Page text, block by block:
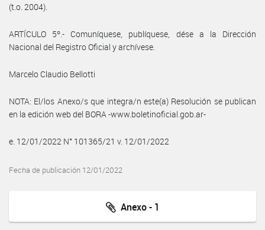
(t.o. 2004).
ARTÍCULO 5º.- Comuníquese, publíquese, dése a la Dirección
Nacional del Registro Oficial y archívese.
Marcelo Claudio Bellotti
NOTA: El/los Anexo/s que integra/n este(a) Resolución se publican
en la edición web del BORA -www.boletinoficial.gob.ar-
e. 12/01/2022 N° 101365/21 v. 12/01/2022
Fecha de publicación 12/01/2022
Anexo - 1